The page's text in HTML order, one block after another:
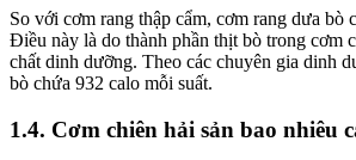
So với cơm rang thập cẩm, cơm rang dưa bò
Điều này là do thành phần thịt bò trong cơm
chất dinh dưỡng. Theo các chuyên gia dinh
bò chứa 932 calo mỗi suất.
1.4. Cơm chiên hải sản bao nhiêu